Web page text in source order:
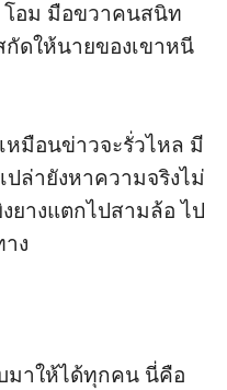
โอม มือขวาคนสนิท
ดให้นายของเขาหนี
หมือนข่าวจะรั่วไหล มี
ล่ายังหาความจริงไม่
ยางแตกไปสามล้อ ไป
ง
มาให้ได้ทุกคน นี่คือ